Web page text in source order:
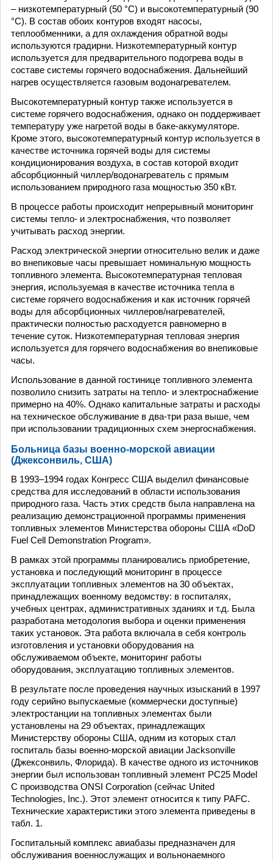
– низкотемпературный (50 °C) и высокотемпературный (90
°C). В состав обоих контуров входят насосы,
теплообменники, а для охлаждения обратной воды
используются градирни. Низкотемпературный контур
используется для предварительного подогрева воды в
составе системы горячего водоснабжения. Дальнейший
нагрев осуществляется газовым водонагревателем.
Высокотемпературный контур также используется в
системе горячего водоснабжения, однако он поддерживает
температуру уже нагретой воды в баке-аккумуляторе.
Кроме этого, высокотемпературный контур используется в
качестве источника горячей воды для системы
кондиционирования воздуха, в состав которой входит
абсорбционный чиллер/водонагреватель с прямым
использованием природного газа мощностью 350 кВт.
В процессе работы происходит непрерывный мониторинг
системы тепло- и электроснабжения, что позволяет
учитывать расход энергии.
Расход электрической энергии относительно велик и даже
во внепиковые часы превышает номинальную мощность
топливного элемента. Высокотемпературная тепловая
энергия, используемая в качестве источника тепла в
системе горячего водоснабжения и как источник горячей
воды для абсорбционных чиллеров/нагревателей,
практически полностью расходуется равномерно в
течение суток. Низкотемпературная тепловая энергия
используется для горячего водоснабжения во внепиковые
часы.
Использование в данной гостинице топливного элемента
позволило снизить затраты на тепло- и электроснабжение
примерно на 40%. Однако капитальные затраты и расходы
на техническое обслуживание в два-три раза выше, чем
при использовании традиционных схем энергоснабжения.
Больница базы военно-морской авиации
(Джексонвиль, США)
В 1993–1994 годах Конгресс США выделил финансовые
средства для исследований в области использования
природного газа. Часть этих средств была направлена на
реализацию демонстрационной программы применения
топливных элементов Министерства обороны США «DoD
Fuel Cell Demonstration Program».
В рамках этой программы планировались приобретение,
установка и последующий мониторинг в процессе
эксплуатации топливных элементов на 30 объектах,
принадлежащих военному ведомству: в госпиталях,
учебных центрах, административных зданиях и т.д. Была
разработана методология выбора и оценки применения
таких установок. Эта работа включала в себя контроль
изготовления и установки оборудования на
обслуживаемом объекте, мониторинг работы
оборудования, эксплуатацию топливных элементов.
В результате после проведения научных изысканий в 1997
году серийно выпускаемые (коммерчески доступные)
электростанции на топливных элементах были
установлены на 29 объектах, принадлежащих
Министерству обороны США, одним из которых стал
госпиталь базы военно-морской авиации Jacksonville
(Джексонвиль, Флорида). В качестве одного из источников
энергии был использован топливный элемент PC25 Model
C производства ONSI Corporation (сейчас United
Technologies, Inc.). Этот элемент относится к типу PAFC.
Технические характеристики этого элемента приведены в
табл. 1.
Госпитальный комплекс авиабазы предназначен для
обслуживания военнослужащих и вольнонаемного